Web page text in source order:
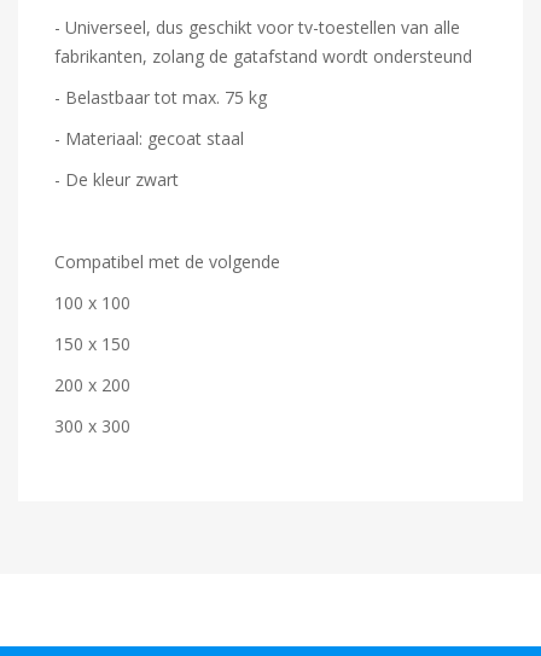
- Universeel, dus geschikt voor tv-toestellen van alle
fabrikanten, zolang de gatafstand wordt ondersteund
- Belastbaar tot max. 75 kg
- Materiaal: gecoat staal
- De kleur zwart
Compatibel met de volgende
100 x 100
150 x 150
200 x 200
300 x 300